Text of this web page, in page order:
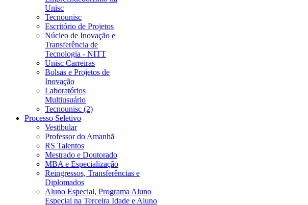
Unisc
Tecnounisc
Escritório de Projetos
Núcleo de Inovação e
Transferência de
Tecnologia - NITT
Unisc Carreiras
Bolsas e Projetos de
Inovação
Laboratórios
Multiusuário
Tecnounisc (2)
Processo Seletivo
Vestibular
Professor do Amanhã
RS Talentos
Mestrado e Doutorado
MBA e Especialização
Reingressos, Transferências e
Diplomados
Aluno Especial, Programa Aluno
Especial na Terceira Idade e Aluno